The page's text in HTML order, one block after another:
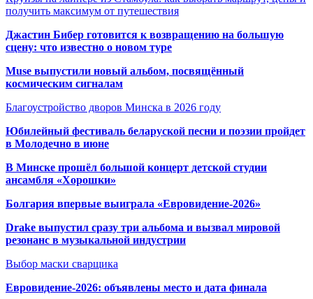
получить максимум от путешествия
Джастин Бибер готовится к возвращению на большую
сцену: что известно о новом туре
Muse выпустили новый альбом, посвящённый
космическим сигналам
Благоустройство дворов Минска в 2026 году
Юбилейный фестиваль беларуской песни и поэзии пройдет
в Молодечно в июне
В Минске прошёл большой концерт детской студии
ансамбля «Хорошки»
Болгария впервые выиграла «Евровидение-2026»
Drake выпустил сразу три альбома и вызвал мировой
резонанс в музыкальной индустрии
Выбор маски сварщика
Евровидение-2026: объявлены место и дата финала